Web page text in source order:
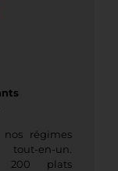
nos régimes
en-un.
200 plats